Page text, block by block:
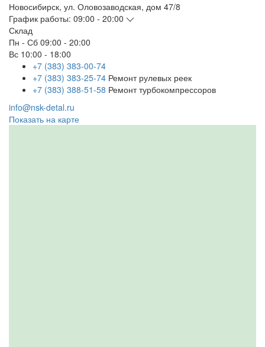
Новосибирск, ул. Оловозаводская, дом 47/8
График работы: 09:00 - 20:00
Склад
Пн - Сб 09:00 - 20:00
Вс 10:00 - 18:00
+7 (383) 383-00-74
+7 (383) 383-25-74 Ремонт рулевых реек
+7 (383) 388-51-58 Ремонт турбокомпрессоров
info@nsk-detal.ru
Показать на карте